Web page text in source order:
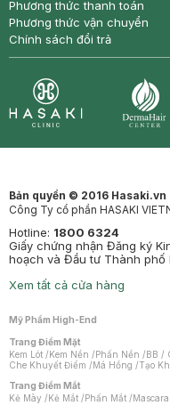
Phương thức thanh toán
Phương thức vận chuyển
Chính sách đổi trả
Bản quyền © 2016 Hasaki.vn
Công Ty cổ phần HASAKI
Hotline: 1800 6324
Giấy chứng nhận Đăng ký
hoạch và Đầu tư Thành phố
Xem tất cả cửa hàng
Mỹ Phẩm High-End
Trang Điểm Mặt
Kem Lót /Kem Nền /Phấn Nền /BB /
Che Khuyết Điểm /Má Hồng /Tạo
Trang Điểm Mắt
Kẻ Mày /Kẻ Mắt /Phấn Mắt /Mascara